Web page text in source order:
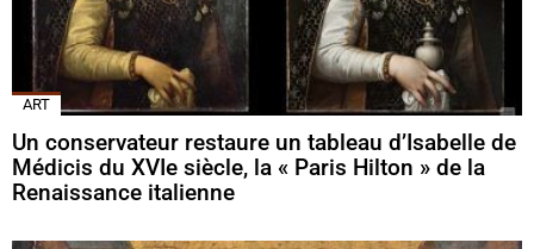
ART
Un conservateur restaure un tableau d’Isabelle de
Médicis du XVIe siècle, la « Paris Hilton » de la
Renaissance italienne